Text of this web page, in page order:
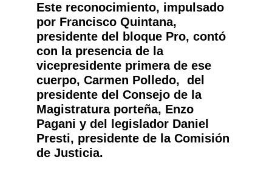
Este reconocimiento, impulsado
por Francisco Quintana,
presidente del bloque Pro, contó
con la presencia de la
vicepresidente primera de ese
cuerpo, Carmen Polledo, del
presidente del Consejo de la
Magistratura porteña, Enzo
Pagani y del legislador Daniel
Presti, presidente de la Comisión
de Justicia.